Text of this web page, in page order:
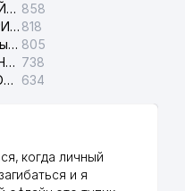
ЮНУСАБАДСКАЯ АВАРИЙНАЯ СЛУЖБА ЭЛЕКТРОСЕТИ 858
НАВОИЙСКОЕ ТЕРРИТОРИАЛЬНОЕ ПРЕДПРИЯТИЕ ЭЛЕКТРОСЕТИ АО 818
Ташкентский следственный изолятор 805
СЕРГЕЛИЙСКАЯ АВАРИЙНАЯ СЛУЖБА ЭЛЕКТРОСЕТИ 738
УЧТЕПИНСКИЙ МЕЖРАЙОННЫЙ СУД ПО ГРАЖДАНСКИМ ДЕЛАМ 634
когда личный
и я